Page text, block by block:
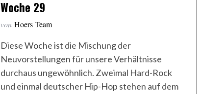
Woche 29
von Hoers Team
Diese Woche ist die Mischung der
Neuvorstellungen für unsere Verhältnisse
durchaus ungewöhnlich. Zweimal Hard-Rock
und einmal deutscher Hip-Hop stehen auf dem